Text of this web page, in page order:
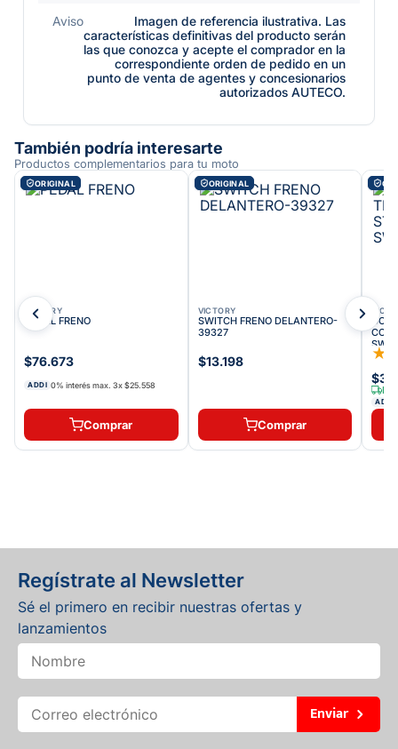
Aviso
Imagen de referencia ilustrativa. Las
características definitivas del producto serán
las que conozca y acepte el comprador en la
correspondiente orden de pedido en un
punto de venta de agentes y concesionarios
autorizados AUTECO.
También podría interesarte
Productos complementarios para tu moto
ORIGINAL
VICTORY
PEDAL FRENO
$76.673
ADDI 0% interés max.3x$25.558
Comprar
ORIGINAL
VICTORY
SWITCH FRENO DELANTERO-
39327
$13.198
Comprar
★
ADDI
Regístrate al Newsletter
Sé el primero en recibir nuestras ofertas y
lanzamientos
Enviar